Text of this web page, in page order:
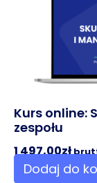
Kurs online:
zespołu
1 497,00zł
Dodaj do